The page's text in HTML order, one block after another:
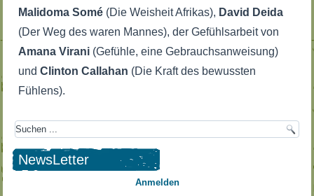
Malidoma Somé (Die Weisheit Afrikas), David Deida
(Der Weg des waren Mannes), der Gefühlsarbeit von
Amana Virani (Gefühle, eine Gebrauchsanweisung)
undClinton Callahan (Die Kraft des bewussten
Fühlens).
NewsLetter
Anmelden